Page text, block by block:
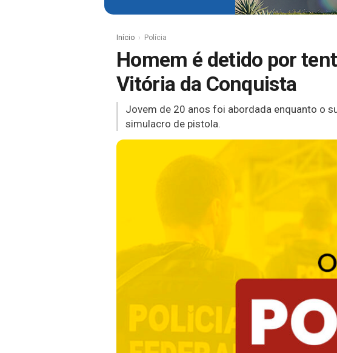
Início Polícia
Homem é detido por
Vitória da Conquista
Jovem de 20 anos foi abordada enquanto o
simulacro de pistola.